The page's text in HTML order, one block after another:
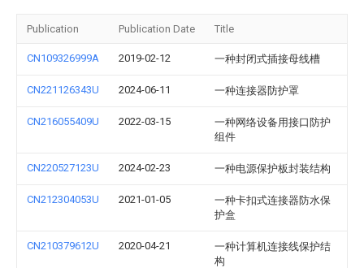
Publication Publication Date Title
CN109326999A 2019-02-12 一种封闭式插接母线槽
CN221126343U 2024-06-11 一种连接器防护罩
CN216055409U 2022-03-15
一种网络设备用接口防护
组件
CN220527123U 2024-02-23 一种电源保护板封装结构
CN212304053U 2021-01-05
一种卡扣式连接器防水保
护盒
CN210379612U 2020-04-21
一种计算机连接线保护结
构